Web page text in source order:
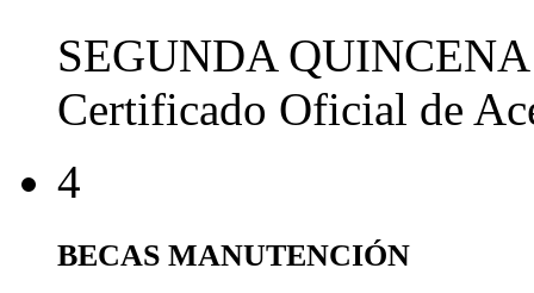
SEGUNDA
Certificado Oficial de
4
BECAS MANUTENCIÓN